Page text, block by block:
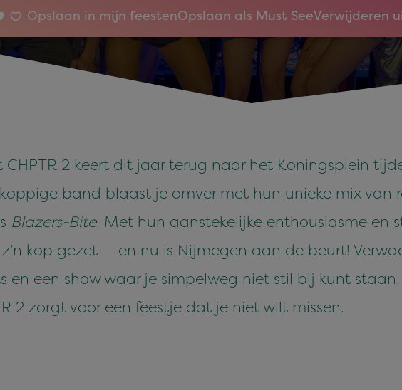
Opslaan in mijn feestenOpslaan als Must SeeVerwijderen
2 keert dit jaar terug naar het Koningsplein
koppige band blaast je omver met hun unieke mix van
Blazers-Bite. Met hun aanstekelijke enthousiasme en
kop gezet — en nu is Nijmegen aan de beurt!
en een show waar je simpelweg niet stil bij kunt
2 zorgt voor een feestje dat je niet wilt missen.